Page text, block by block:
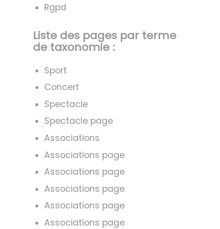
Rgpd
Liste des pages par terme
de taxonomie :
Sport
Concert
Spectacle
Spectacle page
Associations
Associations page
Associations page
Associations page
Associations page
Associations page